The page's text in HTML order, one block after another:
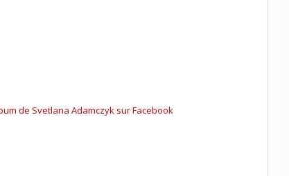
de Svetlana Adamczyk sur Facebook